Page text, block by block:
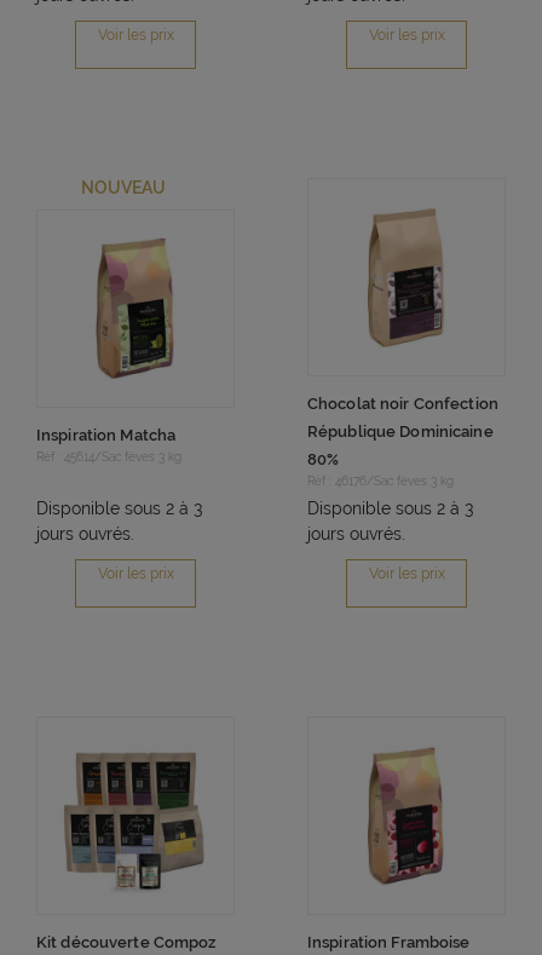
Voir les prix Voir les prix
NOUVEAU
Inspiration Matcha
Réf : 45614/Sac fèves 3 kg
Disponible sous 2 à 3
jours ouvrés.
Voir les prix
Chocolat noir Confection
République Dominicaine
80%
Réf : 46176/Sac fèves 3 kg
Disponible sous 2 à 3
jours ouvrés.
Voir les prix
Kit découverte Compoz Inspiration Framboise